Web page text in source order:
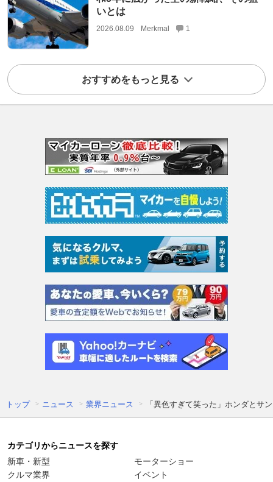
いとは
2026.08.09 Merkmal 1
おすすめをもっと見る
トップ ニュース 業界ニュース 「異色すぎて笑った」ホンダとサ
カテゴリからニュースを探す
新車・新型
クルマ業界
モーターショー
イベント